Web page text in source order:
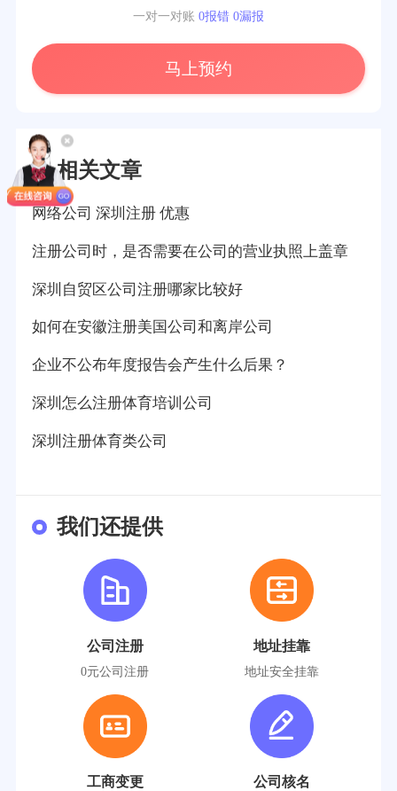
一对一对账 0报错 0漏报
马上预约
相关文章
网络公司 深圳注册 优惠
注册公司时，是否需要在公司的营业执照上盖章
深圳自贸区公司注册哪家比较好
如何在安徽注册美国公司和离岸公司
企业不公布年度报告会产生什么后果？
深圳怎么注册体育培训公司
深圳注册体育类公司
我们还提供
公司注册
0元公司注册
地址挂靠
地址安全挂靠
工商变更 公司核名